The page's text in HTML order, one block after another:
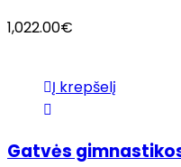
1,022.00€
Į krepšelį
Gatvės